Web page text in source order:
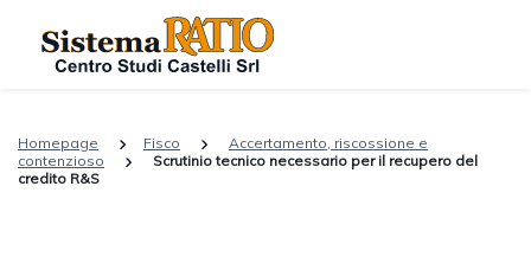
Homepage Fisco
Accertamento, riscossione e
contenzioso
Scrutinio tecnico necessario per il recupero del
credito R&S